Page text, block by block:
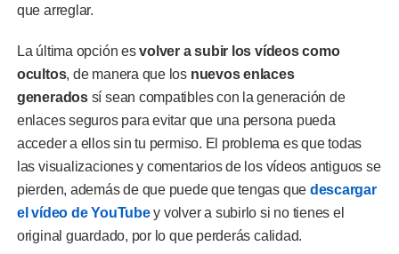
que arreglar.
La última opción esvolver a subir los vídeos como
ocultos, de manera que los nuevos enlaces
generadossí sean compatibles con la generación de
enlaces seguros para evitar que una persona pueda
acceder a ellos sin tu permiso. El problema es que todas
las visualizaciones y comentarios de los vídeos antiguos se
pierden, además de que puede que tengas que descargar
el vídeo de YouTubey volver a subirlo si no tienes el
original guardado, por lo que perderás calidad.